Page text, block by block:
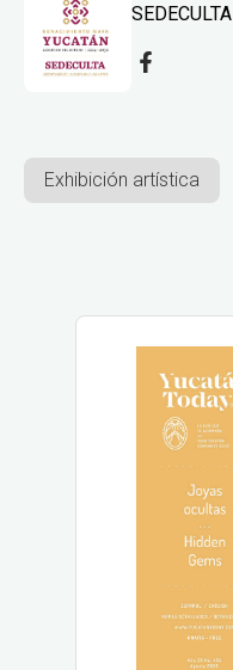
SEDECULTA
Exhibición artística